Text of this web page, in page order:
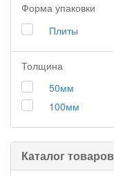
Форма упаковки
Плиты
Толщина
50мм
100мм
Каталог товаров